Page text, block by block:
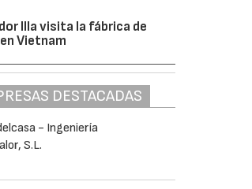
Illa visita la fábrica de
Vietnam
DESTACADAS